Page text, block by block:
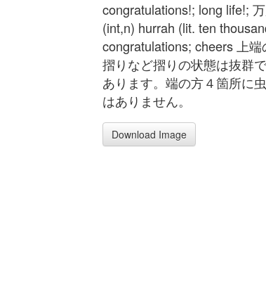
congratulations!; long life!; 万
(int,n) hurrah (lit. ten
congratulations; cheers 上
摺りなど摺りの状態は抜群
あります。端の方４箇所に
はありません。
Download Image